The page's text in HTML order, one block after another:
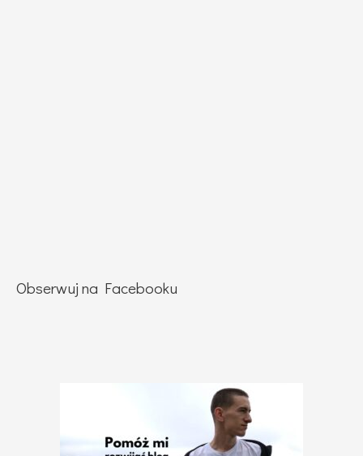
Obserwuj na Facebooku